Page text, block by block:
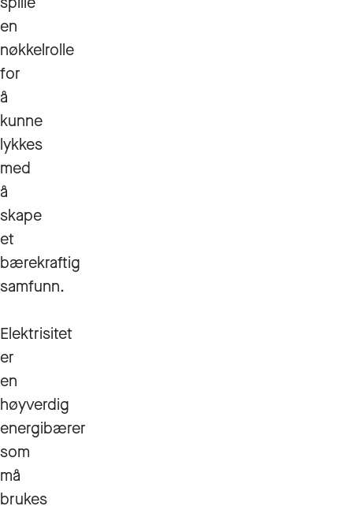
en
nøkkelrolle
for
å
kunne
lykkes
med
å
skape
et
bærekraftig
samfunn.
Elektrisitet
er
en
høyverdig
energibærer
som
må
brukes